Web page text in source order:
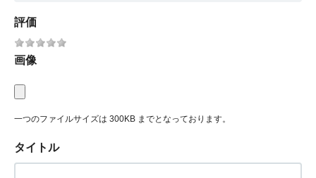
評価
画像
一つのファイルサイズは 300KB までとなっております。
タイトル